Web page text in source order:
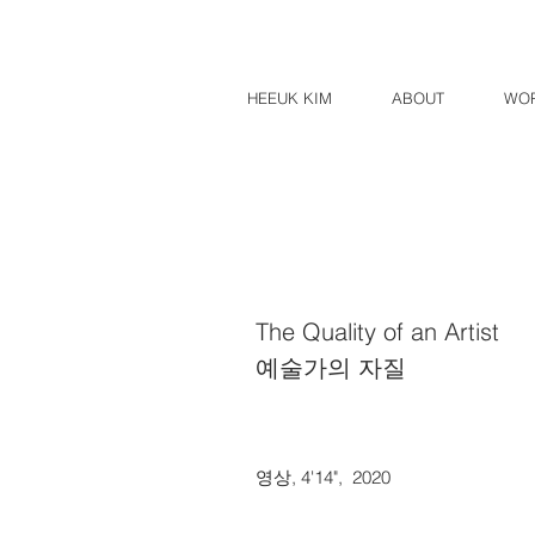
HEEUK KIM ABOUT
The Quality of an Artist
​예술가의 자질​
영상, 4'14", 2020